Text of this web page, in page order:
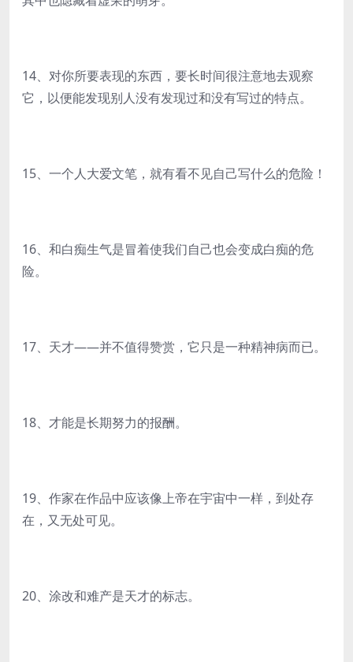
14、对你所要表现的东西，要长时间很注意地去观察
它，以便能发现别人没有发现过和没有写过的特点。
15、一个人大爱文笔，就有看不见自己写什么的危险！
16、和白痴生气是冒着使我们自己也会变成白痴的危
险。
17、天才——并不值得赞赏，它只是一种精神病而已。
18、才能是长期努力的报酬。
19、作家在作品中应该像上帝在宇宙中一样，到处存
在，又无处可见。
20、涂改和难产是天才的标志。